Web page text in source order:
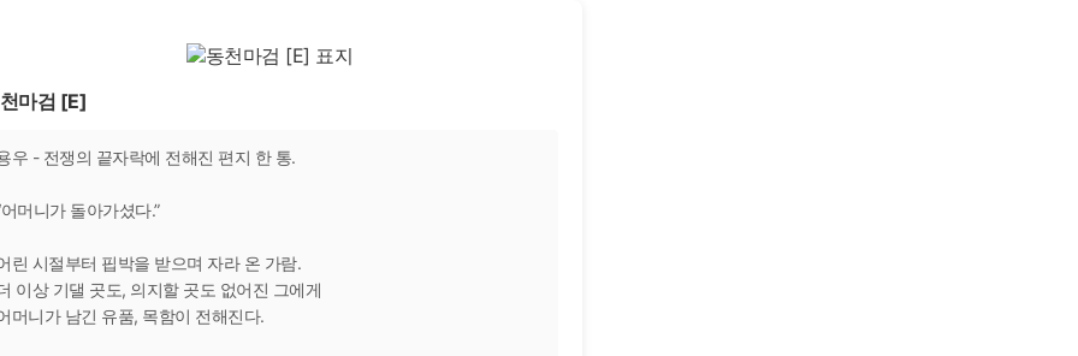
마검 [E]
우 - 전쟁의 끝자락에 전해진 편지 한 통.
어머니가 돌아가셨다.”
린 시절부터 핍박을 받으며 자라 온 가람.
이상 기댈 곳도, 의지할 곳도 없어진 그에게
머니가 남긴 유품, 목함이 전해진다.